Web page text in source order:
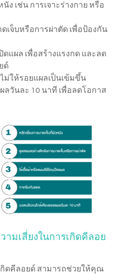
ง เช่น การเจาะร่างกาย หรือ
เจ็บหรือการผ่าตัด เพื่อป้องกัน
แผล เพื่อสร้างแรงกด และลด
ด์
ให้รอยแผลเป็นเข้มขึ้น
ลวันละ 10 นาที เพื่อลดโอกาส
มเสี่ยงในการเกิดคีลอย
กิดคีลอยด์ สามารถช่วยให้คุณ